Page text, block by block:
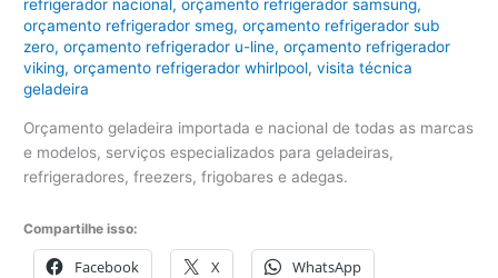
refrigerador nacional,orçamento refrigerador samsung,
orçamento refrigerador smeg,orçamento refrigerador sub
zero,orçamento refrigerador u-line,orçamento refrigerador
viking,orçamento refrigerador whirlpool,visita técnica
geladeira
Orçamento geladeira importada e nacional de todas as marcas
e modelos, serviços especializados para geladeiras,
refrigeradores, freezers, frigobares e adegas.
Compartilhe isso:
Facebook X WhatsApp